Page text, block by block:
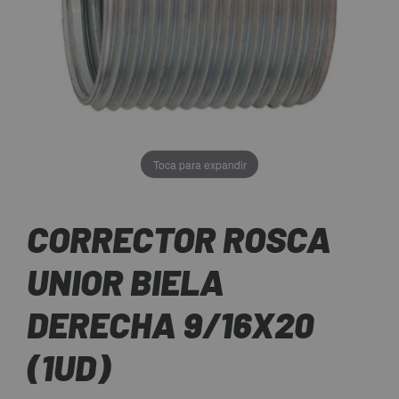
Toca para expandir
CORRECTOR ROSCA
UNIOR BIELA
DERECHA 9/16X20
(1UD)